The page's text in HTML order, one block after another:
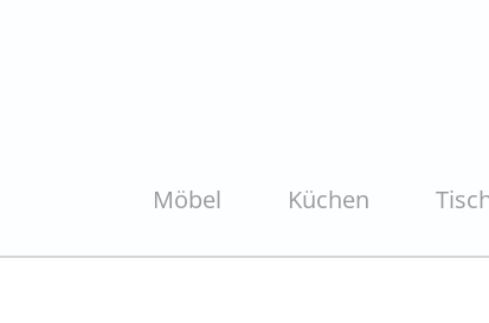
Möbel Küchen